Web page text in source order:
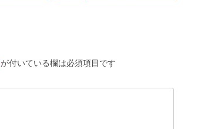
が付いている欄は必須項目です